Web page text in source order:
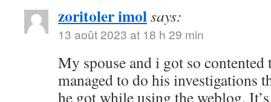
zoritoler imolsays:
13 août 2023 at 18 h 29 min
My spouse and i got so contented
managed to do his investigations
he got while using the weblog.